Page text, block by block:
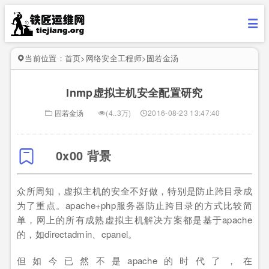
当前位置： 首页> 网络安全工程师>固若金汤
lnmp虚拟主机安全配置研究
固若金汤 (4..3万) 2016-08-23 13:47:40
0x00 背景
众所周知，虚拟主机的安全不好做，特别是防止跨目录成
为了重点。apache+php服务器防止跨目录的方式比较简
单，网上的所有成熟虚拟主机解决方案都是基于apache
的，如directadmin、cpanel。
但如今已然不是apache的时代了，在